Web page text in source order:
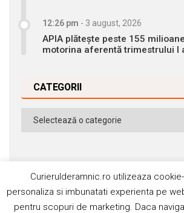
12:26 pm - 3 august, 2026
APIA plătește peste 155
motorina aferentă trimestrului I
CATEGORII
Categorii
Curierulderamnic.ro utilizeaza
personaliza si imbunatati experienta pe
pentru scopuri de marketing. Daca